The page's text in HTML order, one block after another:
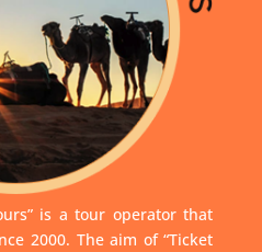
is a tour operator that
2000. The aim of “Ticket